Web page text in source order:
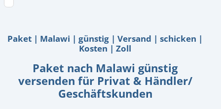
Paket | Malawi | günstig | Versand | schicken |
Kosten | Zoll
Paket nach Malawi günstig
versenden für Privat & Händler/
Geschäftskunden